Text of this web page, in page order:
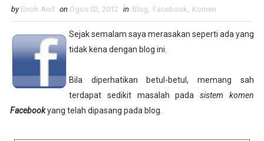
by Encik Anif on Ogos 02, 2012 in Blog, Facebook, Komen
Sejak semalam saya merasakan seperti ada yang
tidak kena dengan blog ini.
Bila diperhatikan betul-betul, memang sah
terdapat sedikit masalah padasistem komen
Facebookyang telah dipasang pada blog.